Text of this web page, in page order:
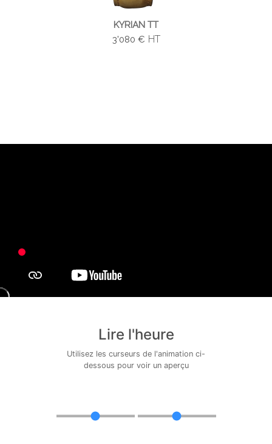
KYRIAN TT
3'080 € HT
Lire l'heure
Utilisez les curseurs de l'animation ci-
dessous pour voir un aperçu